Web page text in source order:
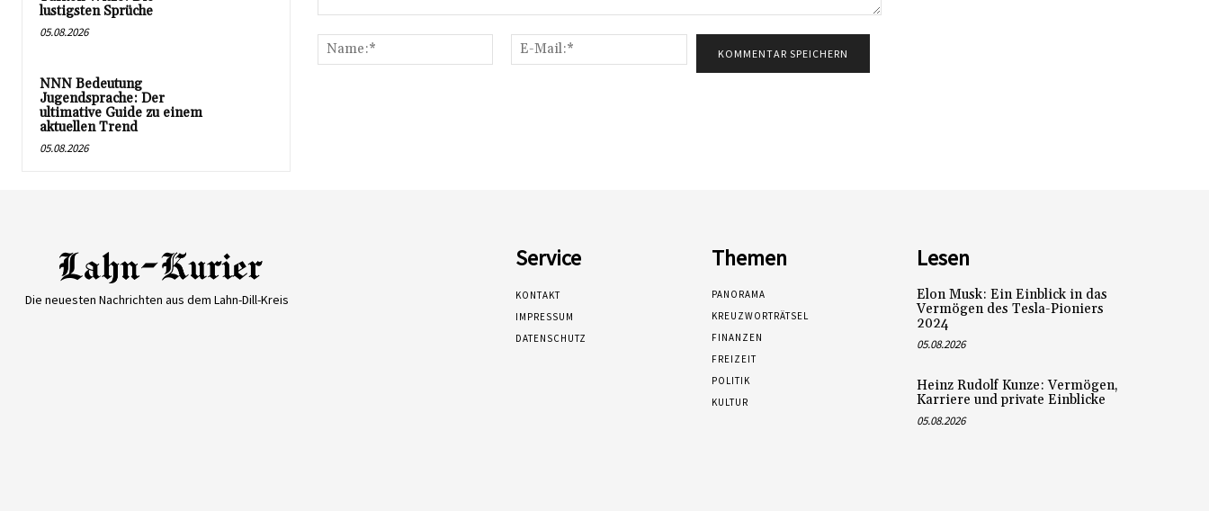
lustigsten Sprüche
05.08.2026
NNN Bedeutung
Jugendsprache: Der
ultimative Guide zu einem
aktuellen Trend
05.08.2026
Name:*
Mail:*
Die neuesten Nachrichten aus dem Lahn-Dill-Kreis
Service
KONTAKT
IMPRESSUM
DATENSCHUTZ
Themen
PANORAMA
KREUZWORTRÄTSEL
FINANZEN
FREIZEIT
POLITIK
KULTUR
Lesen
Elon Musk: Ein Einblick in das
Vermögen des Tesla-Pioniers
2024
05.08.2026
Heinz Rudolf Kunze: Vermögen,
Karriere und private Einblicke
05.08.2026